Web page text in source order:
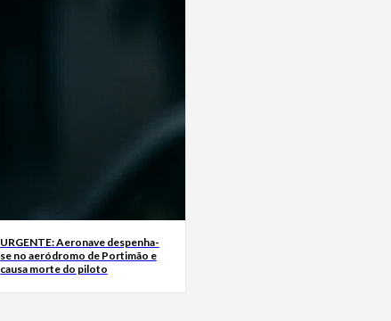
URGENTE: Aeronave despenha-
se no aeródromo de Portimão e
causa morte do piloto